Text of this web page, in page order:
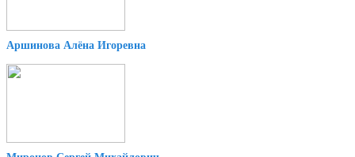
Аршинова Алёна Игоревна